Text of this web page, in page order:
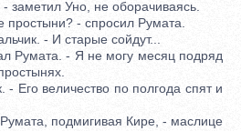
Уно, не оборачиваясь.
- спросил Румата.
- И старые сойдут...
Румата. - Я не могу месяц подряд
Его величество по полгода спят и
подмигивая Кире, - маслице